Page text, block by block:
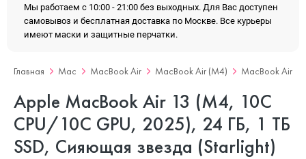
Мы работаем с 10:00 - 21:00 без выходных. Для Вас доступен
самовывоз и бесплатная доставка по Москве. Все курьеры
имеют маски и защитные перчатки.
Главная Mac MacBook Air MacBook Air (M4) MacBook Air
Apple MacBook Air 13 (M4, 10C
CPU/10C GPU, 2025), 24 ГБ, 1 ТБ
SSD, Сияющая звезда (Starlight)